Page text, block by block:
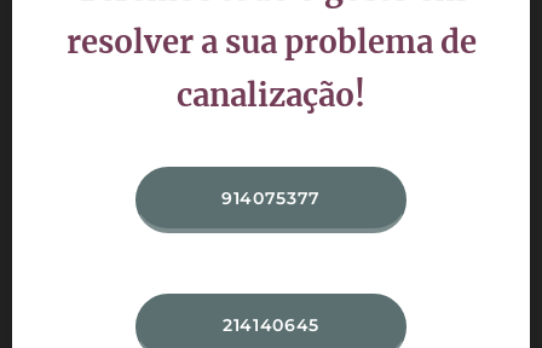
resolver a sua problema de
canalização!
914075377
214140645